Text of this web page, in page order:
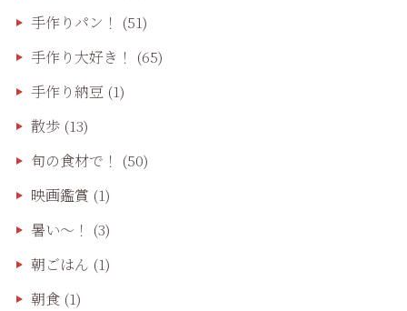
手作りパン！ (51)
手作り大好き！ (65)
手作り納豆 (1)
散歩(13)
旬の食材で！ (50)
映画鑑賞 (1)
暑い～！ (3)
朝ごはん (1)
朝食(1)